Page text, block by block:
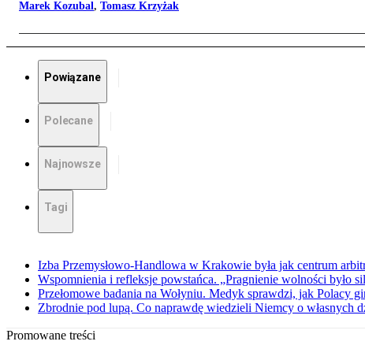
Marek Kozubal, Tomasz Krzyżak
Powiązane
Polecane
Najnowsze
Tagi
Izba Przemysłowo-Handlowa w Krakowie była jak centrum
Wspomnienia i refleksje powstańca. „Pragnienie wolności było
Przełomowe badania na Wołyniu. Medyk sprawdzi, jak Polacy
Zbrodnie pod lupą. Co naprawdę wiedzieli Niemcy o własnych
Promowane treści